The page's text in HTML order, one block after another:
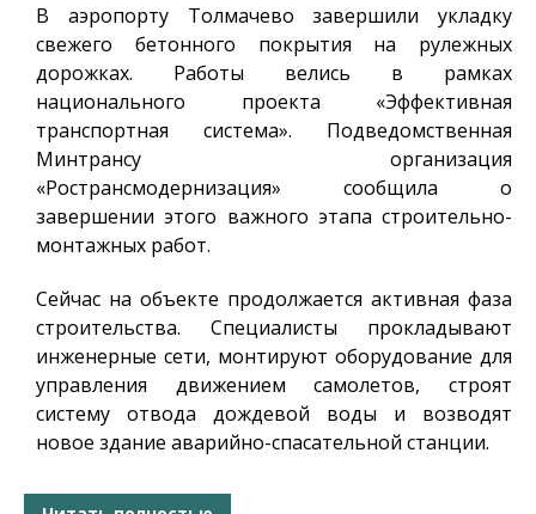
В аэропорту Толмачево завершили укладку
свежего бетонного покрытия на рулежных
дорожках. Работы велись в рамках
национального проекта «Эффективная
транспортная система». Подведомственная
Минтрансу организация
«Ространсмодернизация» сообщила о
завершении этого важного этапа строительно-
монтажных работ.
Сейчас на объекте продолжается активная фаза
строительства. Специалисты прокладывают
инженерные сети, монтируют оборудование для
управления движением самолетов, строят
систему отвода дождевой воды и возводят
новое здание аварийно-спасательной станции.